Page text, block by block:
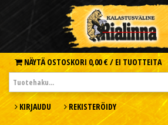
NÄYTÄ OSTOSKORI 0,00 € / EI TUOTTEITA
KIRJAUDU REKISTERÖIDY